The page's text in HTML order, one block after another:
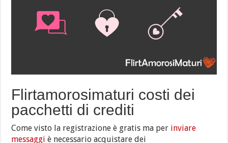
Flirtamorosimaturi costi dei
pacchetti di crediti
Come visto la registrazione è gratis ma per inviare
messaggi è necessario acquistare dei